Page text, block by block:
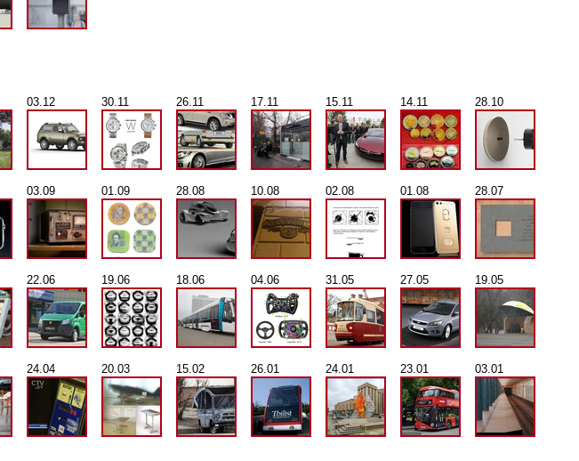
03.12 30.11 26.11 17.11 15.11 14.11 28.10
03.09 01.09 28.08 10.08 02.08 01.08 28.07
22.06 19.06 18.06 04.06 31.05 27.05 19.05
24.04 20.03 15.02 26.01 24.01 23.01 03.01